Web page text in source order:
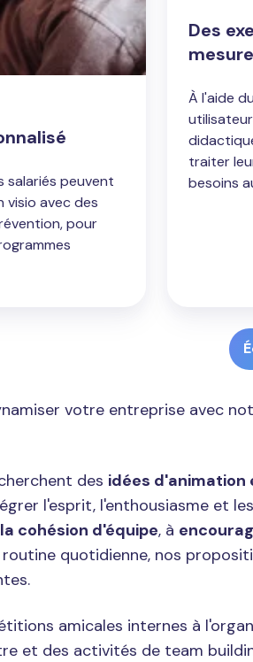
salariés peuvent
visio avec des
pour
Des
mesure
À l'aide
traiter
besoins
votre entreprise avec
des idées d'animation
l'esprit, l'enthousiasme et
cohésion d'équipe, à
quotidienne, nos
amicales internes à
et des activités de team